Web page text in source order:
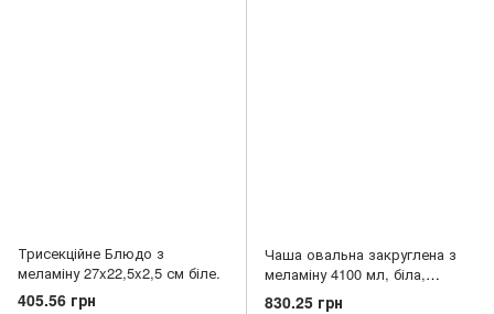
Трисекційне Блюдо з
меламіну 27x22,5x2,5 см біле.
405.56 грн
Чаша овальна закруглена з
меламіну 4100 мл, біла,
295×266×161 мм
830.25 грн